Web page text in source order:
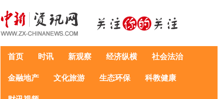
首页 时讯 新观察 经济纵横 社会法治
金融地产 文化旅游 生态环保 科教健康